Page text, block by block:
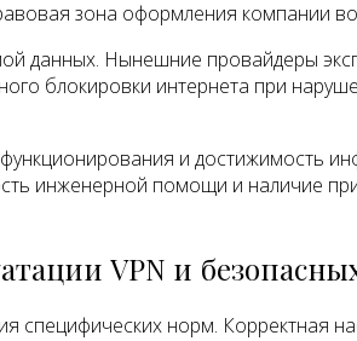
зона оформления компании
данных. Нынешние провайдеры
блокировки интернета при
и достижимость
инженерной помощи и наличие
VPN и
специфических норм. Корректная